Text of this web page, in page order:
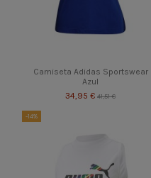
Camiseta Adidas Sportswear
Azul
34,95 €41,51 €
-14%